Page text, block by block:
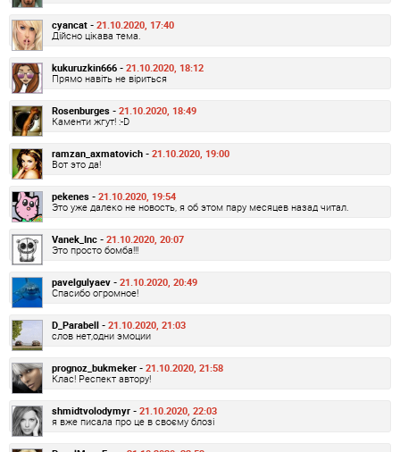
cyancat - 21.10.2020, 17:40
Дійсно цікава тема.
kukuruzkin666 - 21.10.2020, 18:12
Прямо навіть не віриться
Rosenburges - 21.10.2020, 18:49
Каменти жгут! :-D
ramzan_axmatovich - 21.10.2020, 19:00
Вот это да!
pekenes - 21.10.2020, 19:54
Это уже далеко не новость, я об этом пару месяцев назад читал.
Vanek_Inc - 21.10.2020, 20:07
Это просто бомба!!!
pavelgulyaev - 21.10.2020, 20:49
Спасибо огромное!
D_Parabell - 21.10.2020, 21:03
слов нет,одни эмоции
prognoz_bukmeker - 21.10.2020, 21:58
Клас! Респект автору!
shmidtvolodymyr - 21.10.2020, 22:03
я вже писала про це в своєму блозі